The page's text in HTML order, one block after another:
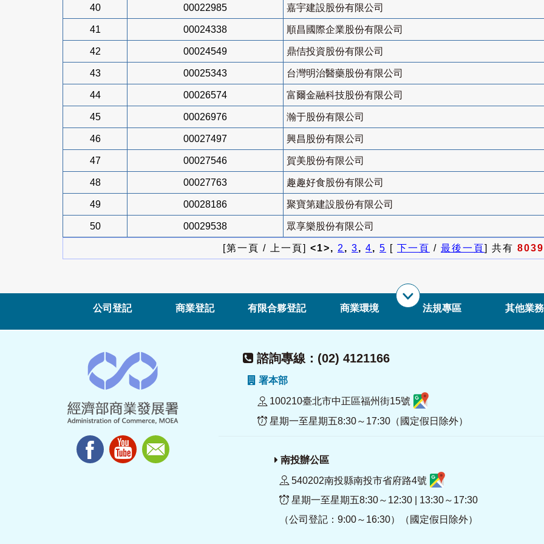
40 00022985 嘉宇建設股份有限公司
41 00024338 順昌國際企業股份有限公司
42 00024549 鼎佶投資股份有限公司
43 00025343 台灣明治醫藥股份有限公司
44 00026574 富爾金融科技股份有限公司
45 00026976 瀚于股份有限公司
46 00027497 興昌股份有限公司
47 00027546 賀美股份有限公司
48 00027763 趣趣好食股份有限公司
49 00028186 聚寶第建設股份有限公司
50 00029538 眾享樂股份有限公司
[第一頁 / 上一頁] <1>, 2, 3, 4, 5 [ 下一頁 / 最後一頁] 共有 8039
公司登記 商業登記 有限合夥登記 商業環境 法規專區 其他業務
諮詢專線：(02) 4121166
署本部
100210臺北市中正區福州街15號
星期一至星期五8:30～17:30（國定假日除外）
南投辦公區
540202南投縣南投市省府路4號
星期一至星期五8:30～12:30 | 13:30～17:30
（公司登記：9:00～16:30）（國定假日除外）